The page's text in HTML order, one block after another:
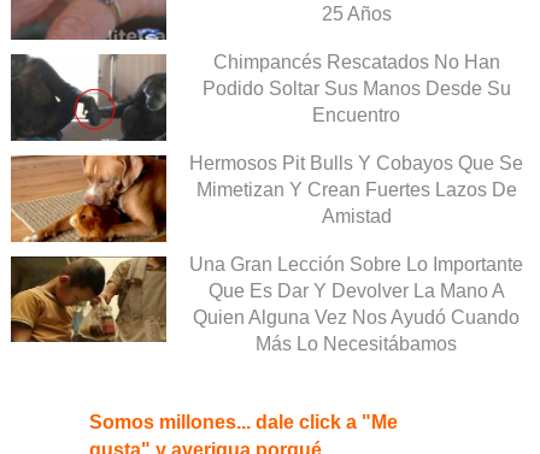
25 Años
Chimpancés Rescatados No Han
Podido Soltar Sus Manos Desde Su
Encuentro
Hermosos Pit Bulls Y Cobayos Que Se
Mimetizan Y Crean Fuertes Lazos De
Amistad
Una Gran Lección Sobre Lo Importante
Que Es Dar Y Devolver La Mano A
Quien Alguna Vez Nos Ayudó Cuando
Más Lo Necesitábamos
Somos millones... dale click a "Me
gusta" y averigua porqué